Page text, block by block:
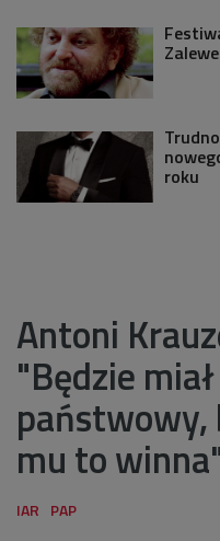
roku
Antoni
"Będzie
państwowy,
mu to